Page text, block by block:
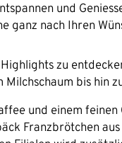
und
ganz nach Ihren
zu
bis hin
und einem
Franzbrötchen